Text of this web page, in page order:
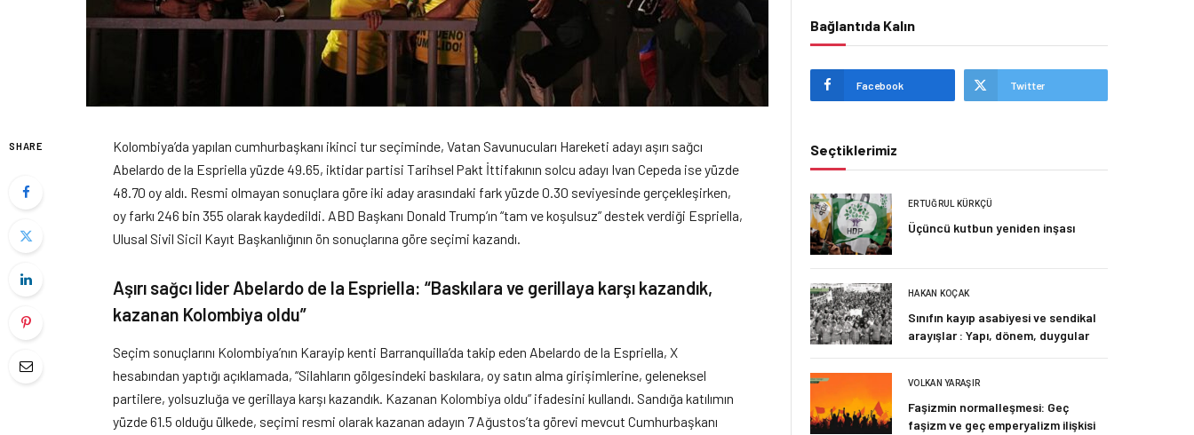
SHARE
Kolombiya’da yapılan cumhurbaşkanı ikinci tur seçiminde, Vatan Savunucuları Hareketi adayı aşırı sağcı
Abelardo de la Espriella yüzde 49.65, iktidar partisi Tarihsel Pakt İttifakının solcu adayı Ivan Cepeda ise yüzde
48.70 oy aldı. Resmi olmayan sonuçlara göre iki aday arasındaki fark yüzde 0.30 seviyesinde gerçekleşirken,
oy farkı 246 bin 355 olarak kaydedildi. ABD Başkanı Donald Trump’ın “tam ve koşulsuz” destek verdiği Espriella,
Ulusal Sivil Sicil Kayıt Başkanlığının ön sonuçlarına göre seçimi kazandı.
Aşırı sağcı lider Abelardo de la Espriella: “Baskılara ve gerillaya karşı kazandık,
kazanan Kolombiya oldu”
Seçim sonuçlarını Kolombiya’nın Karayip kenti Barranquilla’da takip eden Abelardo de la Espriella, X
hesabından yaptığı açıklamada, “Silahların gölgesindeki baskılara, oy satın alma girişimlerine, geleneksel
partilere, yolsuzluğa ve gerillaya karşı kazandık. Kazanan Kolombiya oldu” ifadesini kullandı. Sandığa katılımın
yüzde 61.5 olduğu ülkede, seçimi resmi olarak kazanan adayın 7 Ağustos’ta görevi mevcut Cumhurbaşkanı
Bağlantıda Kalın
Facebook Twitter
Seçtiklerimiz
ERTUĞRUL KÜRKÇÜ
Üçüncü kutbun yeniden inşası
HAKAN KOÇAK
Sınıfın kayıp asabiyesi ve sendikal
arayışlar : Yapı, dönem, duygular
VOLKAN YARAŞIR
Faşizmin normalleşmesi: Geç
faşizm ve geç emperyalizm ilişkisi